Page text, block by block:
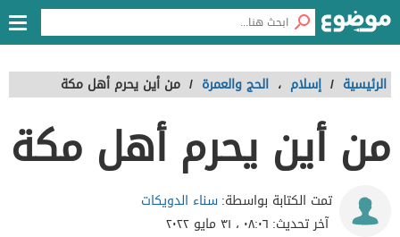
الرئيسية / إسلام ، الحج والعمرة / من أين يحرم أهل مكة
من أين يحرم أهل مكة
تمت الكتابة بواسطة:سناء الدويكات
آخر تحديث: ٠٨:٠٦ ، ٣١ مايو ٢٠٢٢